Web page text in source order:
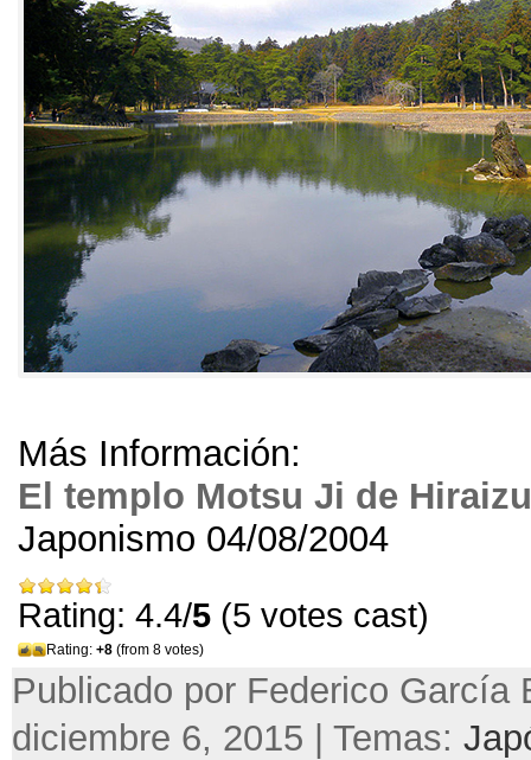
Más Información:
El templo Motsu Ji de
Japonismo 04/08/2004
Rating: 4.4/5 (5 votes cast)
Rating: +8 (from 8 votes)
Publicado por Federico García
diciembre 6, 2015 | Temas: